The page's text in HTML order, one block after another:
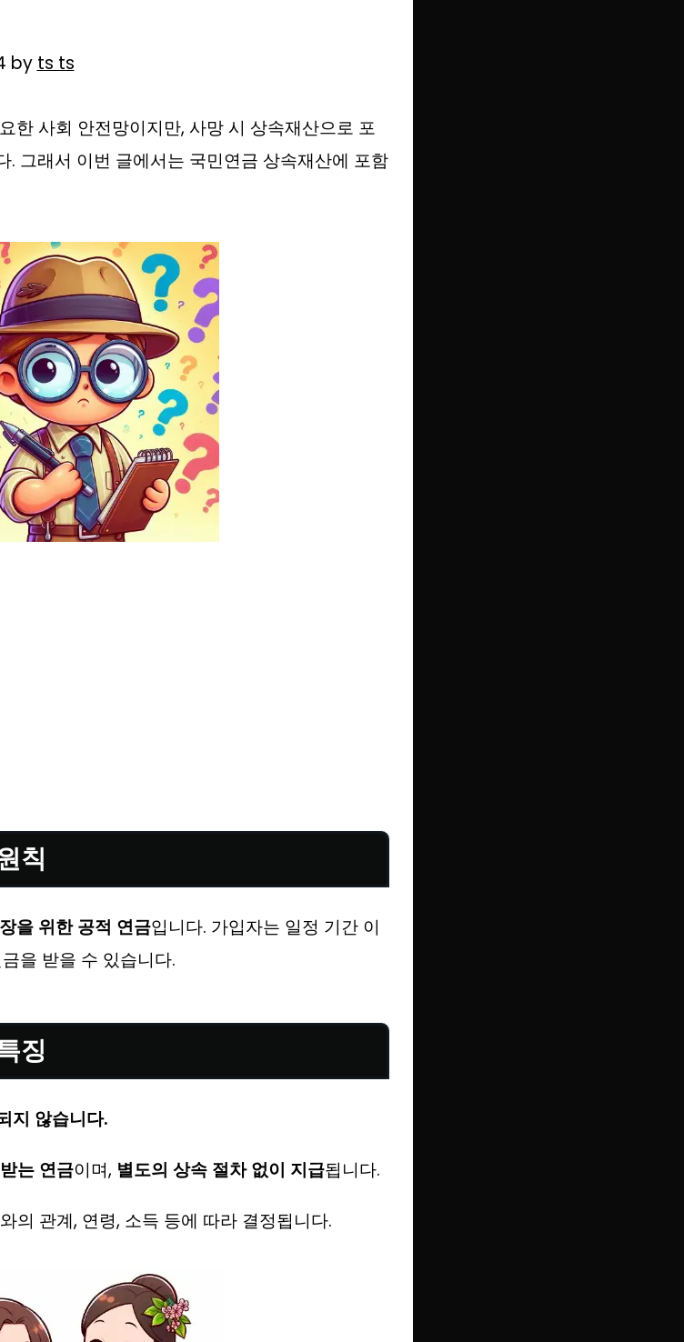
by ts ts
한 사회 안전망이지만, 사망 시 상속재산으로 포
. 그래서 이번 글에서는 국민연금 상속재산에 포함
칙
을 위한 공적 연금입니다. 가입자는 일정 기간 이
을 받을 수 있습니다.
징
지 않습니다.
는 연금이며, 별도의 상속 절차 없이 지급됩니다.
의 관계, 연령, 소득 등에 따라 결정됩니다.